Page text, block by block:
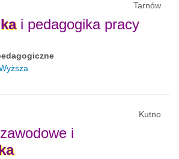
Tarnów
i pedagogika pracy
Kutno
i